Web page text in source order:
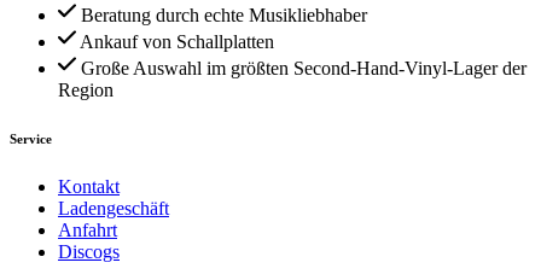
Beratung durch echte Musikliebhaber
Ankauf von Schallplatten
Große Auswahl im größten Second-Hand-Vinyl-Lager der
Region
Service
Kontakt
Ladengeschäft
Anfahrt
Discogs